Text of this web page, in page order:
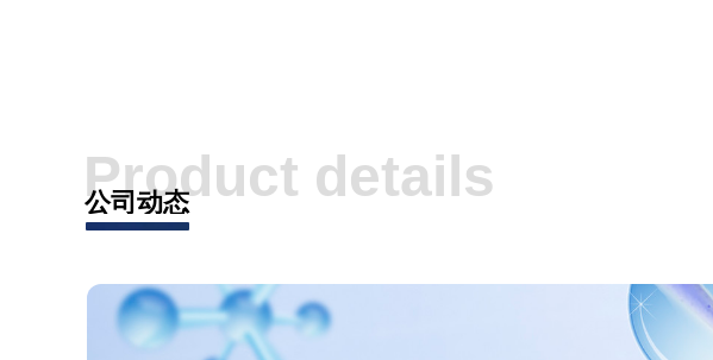
Product details
公司动态